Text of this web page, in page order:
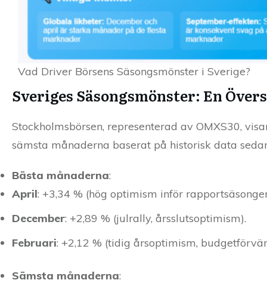
Vad Driver Börsens Säsongsmönster i Sverige?
Sveriges Säsongsmönster: En
Stockholmsbörsen, representerad av OMXS30,
sämsta månaderna baserat på historisk data
Bästa månaderna:
April: +3,34 % (hög optimism inför
December: +2,89 % (julrally, årsslutsoptimism).
Februari: +2,12 % (tidig årsoptimism,
Sämsta månaderna: